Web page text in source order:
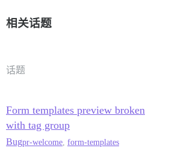
相关话题
话题
Form templates preview broken
with tag group
Bugpr-welcome form-templates